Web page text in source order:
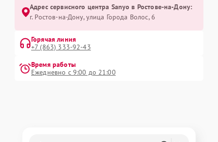
Адрес сервисного центра Sanyo в Ростове-на-Дону:
г. Ростов-на-Дону, улица Города Волос, 6
Горячая линия
+7 (863) 333-92-43
Время работы
Ежедневно с 9:00 до 21:00